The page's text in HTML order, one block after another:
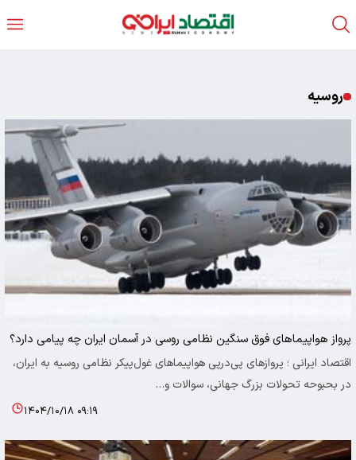
روسیه
پرواز هواپیماهای فوق سنگین نظامی روسی در آسمان ایران چه پیامی دارد؟
اقتصاد ایرانی ؛ پروازهای پی‌درپی هواپیماهای غول‌پیکر نظامی روسیه به ایران،
در بحبوحه تحولات بزرگ جهانی، سوالات و…
۱۴۰۴/۱۰/۱۸ ۰۹:۱۹